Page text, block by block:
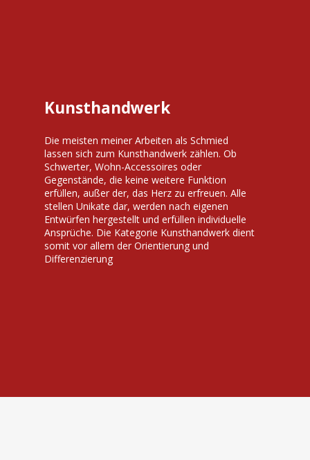
Kunsthandwerk
Die meisten meiner Arbeiten als Schmied
lassen sich zum Kunsthandwerk zählen. Ob
Schwerter, Wohn-Accessoires oder
Gegenstände, die keine weitere Funktion
erfüllen, außer der, das Herz zu erfreuen. Alle
stellen Unikate dar, werden nach eigenen
Entwürfen hergestellt und erfüllen individuelle
Ansprüche. Die Kategorie Kunsthandwerk dient
somit vor allem der Orientierung und
Differenzierung